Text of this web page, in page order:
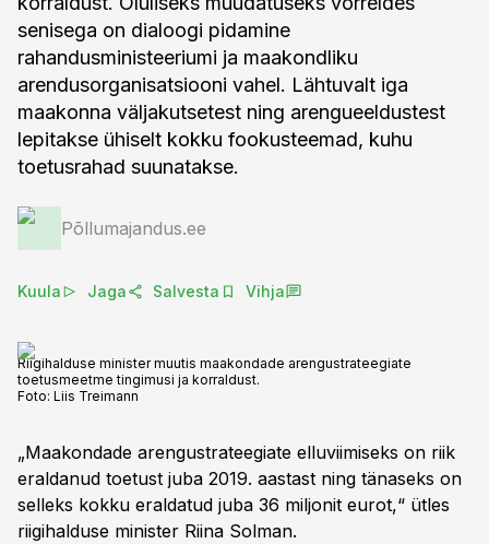
senisega on dialoogi pidamine
rahandusministeeriumi ja maakondliku
arendusorganisatsiooni vahel. Lähtuvalt iga
maakonna väljakutsetest ning arengueeldustest
lepitakse ühiselt kokku fookusteemad, kuhu
toetusrahad suunatakse.
Põllumajandus.ee
Kuula Jaga Salvesta Vihja
Riigihalduse minister muutis maakondade arengustrateegiate
toetusmeetme tingimusi ja korraldust.
Foto: Liis Treimann
„Maakondade arengustrateegiate elluviimiseks on riik
eraldanud toetust juba 2019. aastast ning tänaseks on
selleks kokku eraldatud juba 36 miljonit eurot,“ ütles
riigihalduse minister Riina Solman.